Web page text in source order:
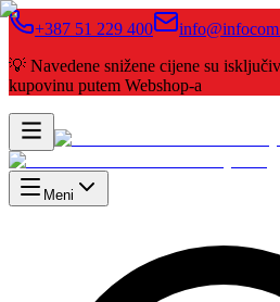
+387 51 229 400
💡 Navedene snižene cijene su
kupovinu putem Webshop-a
Meni